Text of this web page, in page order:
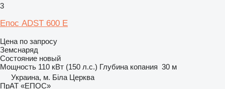
3
Епос ADST 600 E
Цена по запросу
Земснаряд
Состояние новый
Мощность 110 кВт (150 л.с.) Глубина копания 30 м
Украина, м. Біла Церква
ПрАТ «ЕПОС»